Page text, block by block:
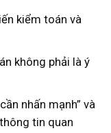
kiểm toán và
không phải là ý
nhấn mạnh” và
tin quan